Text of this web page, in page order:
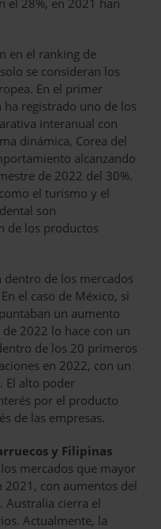
el 28%, en 2021 han
en el ranking de
se consideran los
En el primer
registrado uno de los
interanual con
dinámica, Corea del
alcanzando
de 2022 del 30%.
el turismo y el
son
de los productos
dentro de los mercados
el caso de México, si
un aumento
2022 lo hace con un
de los 20 primeros
en 2022, con un
El alto poder
por el producto
de las empresas.
y Filipinas
mercados que mayor
con aumentos del
Australia cierra el
Actualmente, la